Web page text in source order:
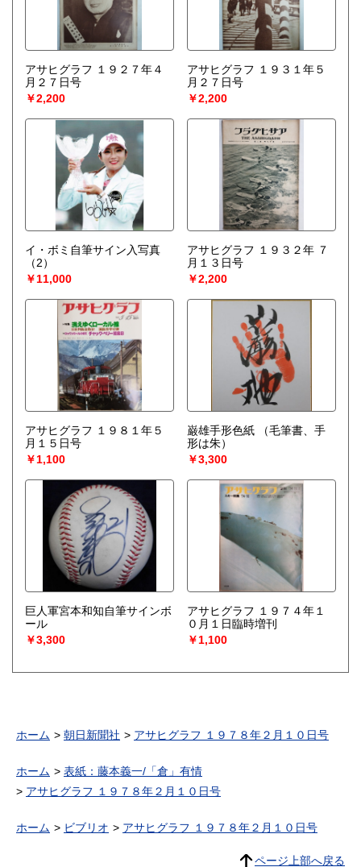
アサヒグラフ １９２７年４
月２７日号
￥2,200
アサヒグラフ １９３１年５
月２７日号
￥2,200
イ・ボミ自筆サイン入写真
（2）
￥11,000
アサヒグラフ １９３２年 ７
月１３日号
￥2,200
アサヒグラフ １９８１年５
月１５日号
￥1,100
巌雄手形色紙
（毛筆書、手
形は朱）
￥3,300
巨人軍宮本和知自筆サインボ
ール
￥3,300
アサヒグラフ １９７４年１
０月１日臨時増刊
￥1,100
ホーム 朝日新聞社 アサヒグラフ １９７８年２月１０日号
ホーム
表紙：藤本義一/「倉」有情
アサヒグラフ １９７８年２月１０日号
ホーム ビブリオ アサヒグラフ １９７８年２月１０日号
ページ上部へ戻る